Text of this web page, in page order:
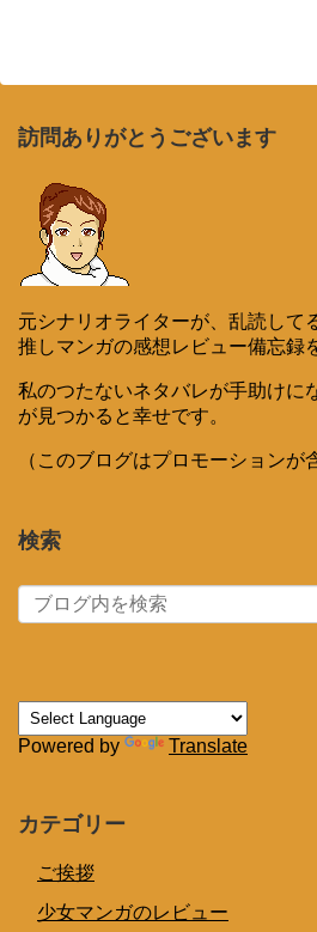
訪問ありがとうございます
元シナリオライターが、乱読して
推しマンガの感想レビュー備忘録
私のつたないネタバレが手助けに
が見つかると幸せです。
（このブログはプロモーションが
検索
Powered by Translate
カテゴリー
ご挨拶
少女マンガのレビュー